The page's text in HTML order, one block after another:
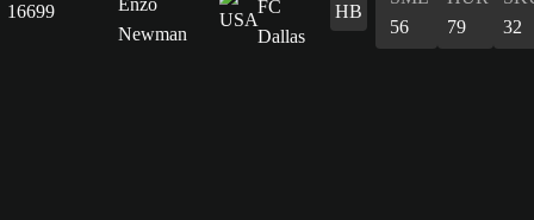
16699
Newman
HB
56
79
32